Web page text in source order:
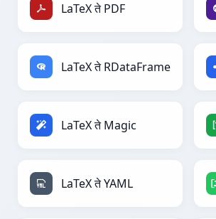
LaTeX ते PDF
LaTeX ते RDataFrame
LaTeX ते Magic
LaTeX ते YAML